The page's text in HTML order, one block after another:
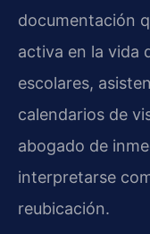
documentación
activa en la vida
escolares,
calendarios de
abogado de
interpretarse
reubicación.